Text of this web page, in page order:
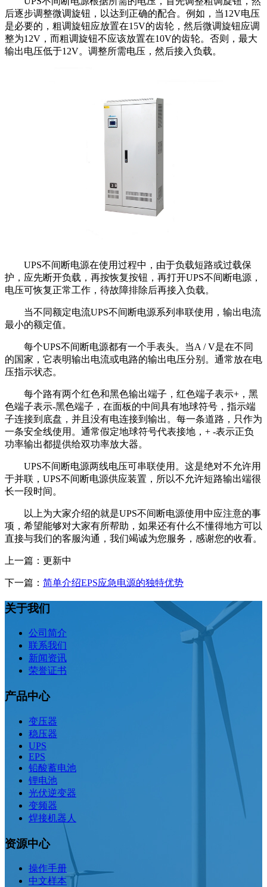
后逐步调整微调旋钮，以达到正确的配合。例如，当12V电压
是必要的，粗调旋钮应放置在15V的齿轮，然后微调旋钮应调
整为12V，而粗调旋钮不应该放置在10V的齿轮。否则，最大
输出电压低于12V。调整所需电压，然后接入负载。
UPS不间断电源在使用过程中，由于负载短路或过载保
护，应先断开负载，再按恢复按钮，再打开UPS不间断电源，
电压可恢复正常工作，待故障排除后再接入负载。
当不同额定电流UPS不间断电源系列串联使用，输出电流
最小的额定值。
每个UPS不间断电源都有一个手表头。当A / V是在不同
的国家，它表明输出电流或电路的输出电压分别。通常放在电
压指示状态。
每个路有两个红色和黑色输出端子，红色端子表示+，黑
色端子表示-黑色端子，在面板的中间具有地球符号，指示端
子连接到底盘，并且没有电连接到输出。每一条道路，只作为
一条安全线使用。通常假定地球符号代表接地，+ -表示正负
功率输出都提供给双功率放大器。
UPS不间断电源两线电压可串联使用。这是绝对不允许用
于并联，UPS不间断电源供应装置，所以不允许短路输出端很
长一段时间。
以上为大家介绍的就是UPS不间断电源使用中应注意的事
项，希望能够对大家有所帮助，如果还有什么不懂得地方可以
直接与我们的客服沟通，我们竭诚为您服务，感谢您的收看。
上一篇：更新中
下一篇： 简单介绍EPS应急电源的独特优势
关于我们
公司简介
联系我们
新闻资讯
荣誉证书
产品中心
变压器
稳压器
UPS
EPS
铅酸蓄电池
锂电池
光伏逆变器
变频器
焊接机器人
资源中心
操作手册
中文样本